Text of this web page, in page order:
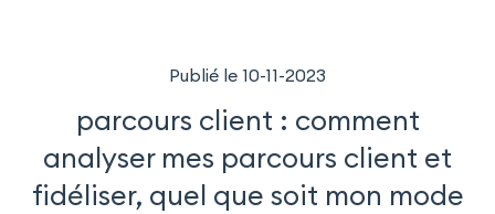
Publié le 10-11-2023
parcours client : comment
analyser mes parcours client et
fidéliser, quel que soit mon mode